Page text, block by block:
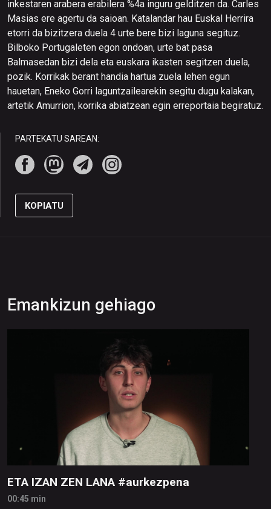
inkestaren arabera erabilera %4a inguru gelditzen da. Carles
Masias ere agertu da saioan. Katalandar hau Euskal Herrira
etorri da bizitzera duela 4 urte bere bizi laguna segituz.
Bilboko Portugaleten egon ondoan, urte bat pasa
Balmasedan bizi dela eta euskara ikasten segitzen duela,
pozik. Korrikak berant handia hartua zuela lehen egun
hauetan, Eneko Gorri laguntzailearekin segitu dugu kalakan,
artetik Amurrion, korrika abiatzean egin erreportaia begiratuz.
PARTEKATU SAREAN:
KOPIATU
Emankizun gehiago
ETA IZAN ZEN LANA #aurkezpena
00:45 min